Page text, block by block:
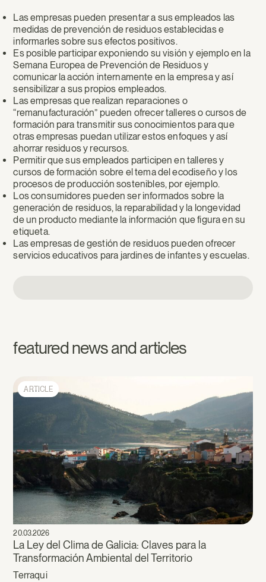
Las empresas pueden presentar a sus empleados las
medidas de prevención de residuos establecidas e
informarles sobre sus efectos positivos.
Es posible participar exponiendo su visión y ejemplo en la
Semana Europea de Prevención de Residuos y
comunicar la acción internamente en la empresa y así
sensibilizar a sus propios empleados.
Las empresas que realizan reparaciones o
“remanufacturación” pueden ofrecer talleres o cursos de
formación para transmitir sus conocimientos para que
otras empresas puedan utilizar estos enfoques y así
ahorrar residuos y recursos.
Permitir que sus empleados participen en talleres y
cursos de formación sobre el tema del ecodiseño y los
procesos de producción sostenibles, por ejemplo.
Los consumidores pueden ser informados sobre la
generación de residuos, la reparabilidad y la longevidad
de un producto mediante la información que figura en su
etiqueta.
Las empresas de gestión de residuos pueden ofrecer
servicios educativos para jardines de infantes y escuelas.
featured news and articles
ARTICLE
20.03.2026
La Ley del Clima de Galicia: Claves para la
Transformación Ambiental del Territorio
Terraqui